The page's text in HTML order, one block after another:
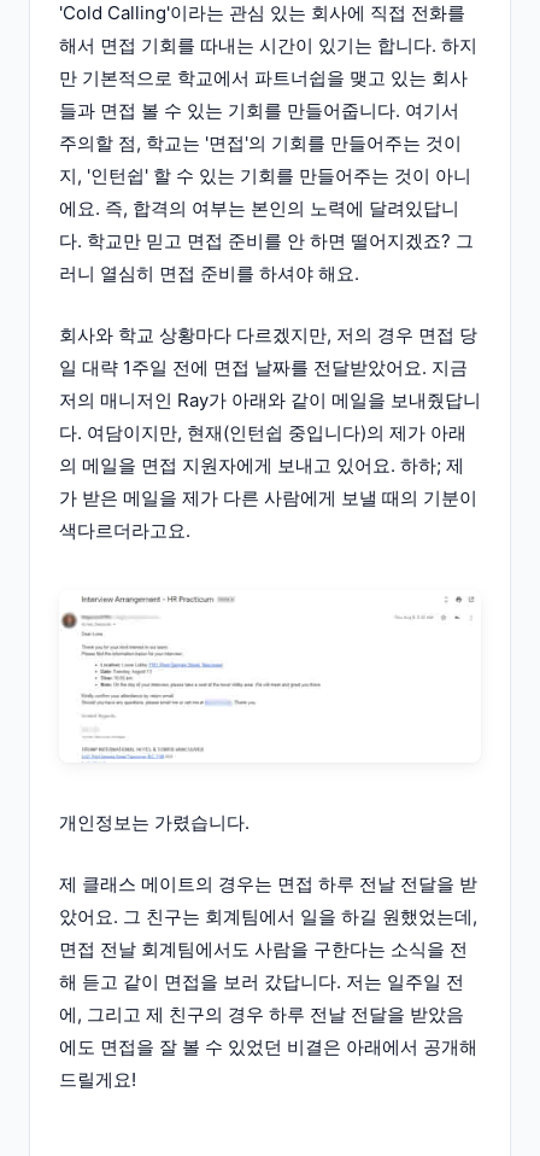
'Cold Calling'이라는 관심 있는 회사에 직접 전화를
해서 면접 기회를 따내는 시간이 있기는 합니다. 하지
만 기본적으로 학교에서 파트너쉽을 맺고 있는 회사
들과 면접 볼 수 있는 기회를 만들어줍니다. 여기서
주의할 점, 학교는 '면접'의 기회를 만들어주는 것이
지, '인턴쉽' 할 수 있는 기회를 만들어주는 것이 아니
에요. 즉, 합격의 여부는 본인의 노력에 달려있답니
다. 학교만 믿고 면접 준비를 안 하면 떨어지겠죠? 그
러니 열심히 면접 준비를 하셔야 해요.
회사와 학교 상황마다 다르겠지만, 저의 경우 면접 당
일 대략 1주일 전에 면접 날짜를 전달받았어요. 지금
저의 매니저인 Ray가 아래와 같이 메일을 보내줬답니
다. 여담이지만, 현재(인턴쉽 중입니다)의 제가 아래
의 메일을 면접 지원자에게 보내고 있어요. 하하; 제
가 받은 메일을 제가 다른 사람에게 보낼 때의 기분이
색다르더라고요.
개인정보는 가렸습니다.
제 클래스 메이트의 경우는 면접 하루 전날 전달을 받
았어요. 그 친구는 회계팀에서 일을 하길 원했었는데,
면접 전날 회계팀에서도 사람을 구한다는 소식을 전
해 듣고 같이 면접을 보러 갔답니다. 저는 일주일 전
에, 그리고 제 친구의 경우 하루 전날 전달을 받았음
에도 면접을 잘 볼 수 있었던 비결은 아래에서 공개해
드릴게요!